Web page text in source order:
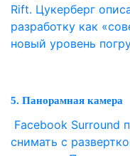
Rift. Цукерберг
разработку как
новый уровень
5. Панорамная камера
Facebook Surround
снимать с